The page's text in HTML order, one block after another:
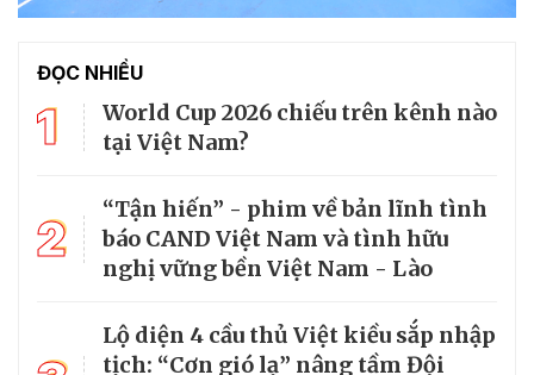
ĐỌC NHIỀU
1
World Cup 2026 chiếu trên kênh nào
tại Việt Nam?
2
“Tận hiến” - phim về bản lĩnh tình
báo CAND Việt Nam và tình hữu
nghị vững bền Việt Nam - Lào
Lộ diện 4 cầu thủ Việt kiều sắp nhập
tịch: “Cơn gió lạ” nâng tầm Đội